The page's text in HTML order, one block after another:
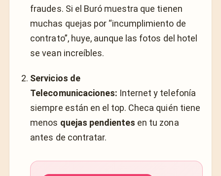
fraudes. Si el Buró muestra que tienen
muchas quejas por “incumplimiento de
contrato”, huye, aunque las fotos del hotel
se vean increíbles.
Servicios de
Telecomunicaciones: Internet y telefonía
siempre están en el top. Checa quién tiene
menos quejas pendientes en tu zona
antes de contratar.